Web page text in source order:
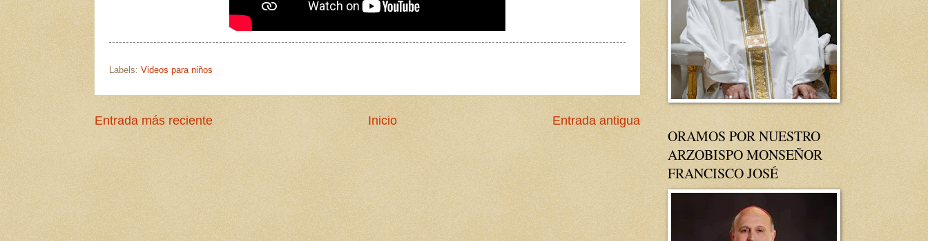
Labels: Videos para niños
Entrada más reciente Entrada antigua
Inicio
ORAMOS POR NUESTRO
ARZOBISPO MONSEÑOR
FRANCISCO JOSÉ